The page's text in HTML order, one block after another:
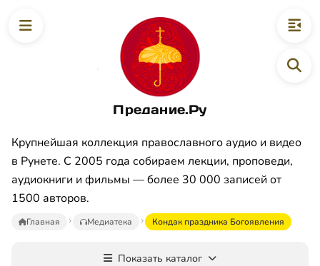
Предание.Ру
Крупнейшая коллекция православного аудио и видео
в Рунете. С 2005 года собираем лекции, проповеди,
аудиокниги и фильмы — более 30 000 записей от
1500 авторов.
Главная Медиатека Кондак праздника Богоявления
Показать каталог